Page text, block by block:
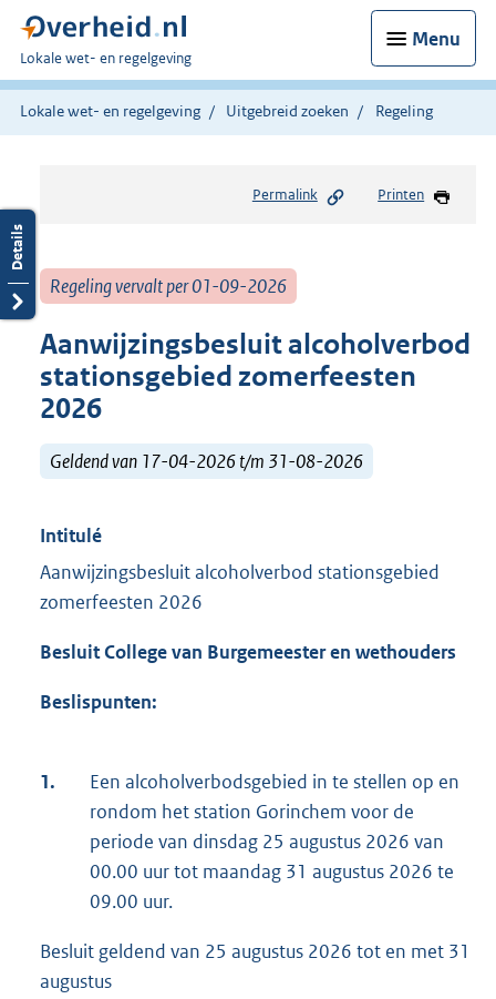
Menu
U
bent
hier:
Lokale wet- en regelgeving
Lokale wet- en regelgeving Uitgebreid zoeken Regeling
Permalink Printen
Regeling vervalt per 01-09-2026
Aanwijzingsbesluit alcoholverbod
stationsgebied zomerfeesten
2026
Geldend van 17-04-2026 t/m 31-08-2026
Intitulé
Aanwijzingsbesluit alcoholverbod stationsgebied
zomerfeesten 2026
Besluit College van Burgemeester en wethouders
Beslispunten:
1.
Een alcoholverbodsgebied in te stellen op en
rondom het station Gorinchem voor de
periode van dinsdag 25 augustus 2026 van
00.00 uur tot maandag 31 augustus 2026 te
09.00 uur.
Besluit geldend van 25 augustus 2026 tot en met 31
augustus